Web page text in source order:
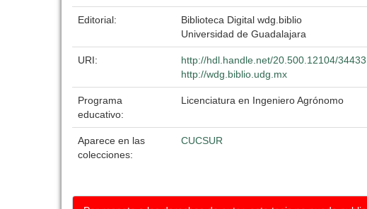
Editorial:
Biblioteca Digital wdg.biblio
Universidad de Guadalajara
URI:
http://hdl.handle.net/20.500.12104/34433
http://wdg.biblio.udg.mx
Programa
educativo:
Licenciatura en Ingeniero Agrónomo
Aparece en las
colecciones:
CUCSUR